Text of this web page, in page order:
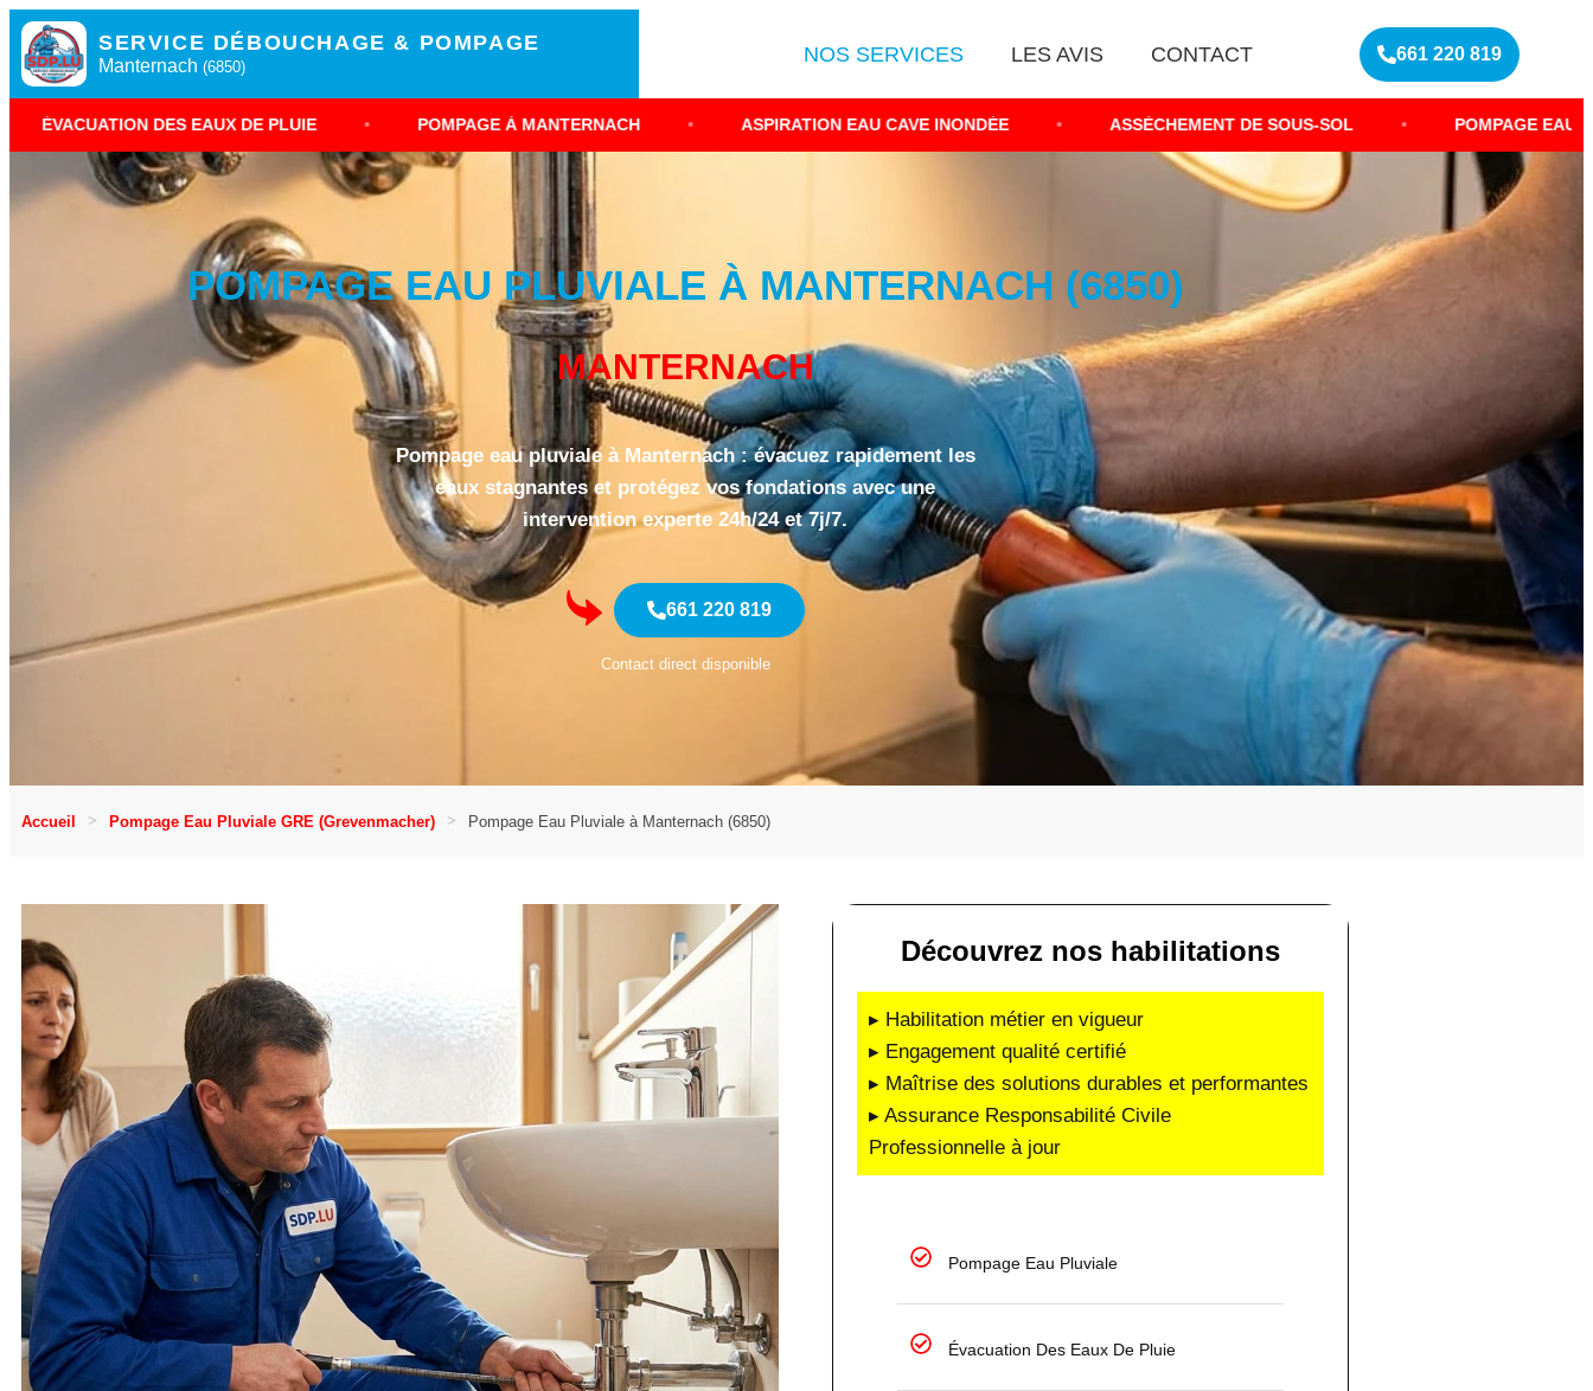
SERVICE DÉBOUCHAGE & POMPAGE
Manternach (6850)
NOS SERVICES LES AVIS CONTACT 661 220 819
DES EAUX DE PLUIE • POMPAGE À MANTERNACH • ASPIRATION EAU CAVE INONDÉE • ASSÈCHEMENT DE SOUS-SOL • POMPAGE EAU PLUVIALE
POMPAGE EAU PLUVIALE À MANTERNACH (6850)
MANTERNACH
Pompage eau pluviale à Manternach : évacuez rapidement les
eaux stagnantes et protégez vos fondations avec une
intervention experte 24h/24 et 7j/7.
661 220 819
Contact direct disponible
Accueil Pompage Eau Pluviale GRE (Grevenmacher) Pompage Eau Pluviale à Manternach (6850)
Découvrez nos habilitations
▸ Habilitation métier en vigueur
▸ Engagement qualité certifié
▸ Maîtrise des solutions durables et performantes
▸ Assurance Responsabilité Civile
Professionnelle à jour
Pompage Eau Pluviale
Évacuation Des Eaux De Pluie